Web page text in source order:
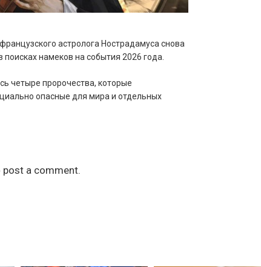
астролога Нострадамуса снова
поисках намеков на события 2026 года.
четыре пророчества, которые
опасные для мира и отдельных
post a comment.